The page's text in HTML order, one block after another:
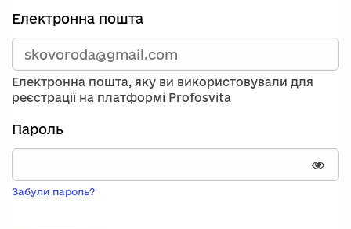
Зареєструйтесь,
використавши
електронну
адресу
та
пароль.
Якщо
вас
немає
запису,
натисніть
Електронна пошта
Електронна пошта, яку ви використовували для
реєстрації на платформі Profosvita
Пароль
Забули пароль?